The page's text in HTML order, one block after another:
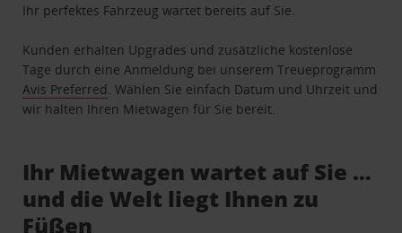
Ihr perfektes Fahrzeug wartet bereits auf Sie.
Kunden erhalten Upgrades und zusätzliche kostenlose
Tage durch eine Anmeldung bei unserem Treueprogramm
Avis Preferred . Wählen Sie einfach Datum und Uhrzeit und
wir halten Ihren Mietwagen für Sie bereit.
Ihr Mietwagen wartet auf Sie …
und die Welt liegt Ihnen zu
Füßen